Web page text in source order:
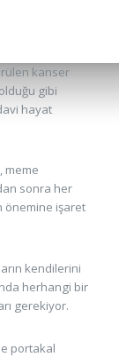
kanser
gibi
hayat
meme
sonra her
önemine işaret
kendilerini
herhangi bir
gerekiyor.
portakal